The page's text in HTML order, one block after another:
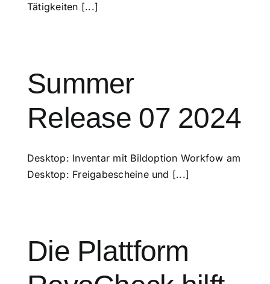
Tätigkeiten [...]
Summer
Release 07 2024
Desktop: Inventar mit Bildoption Workfow am
Desktop: Freigabescheine und [...]
Die Plattform